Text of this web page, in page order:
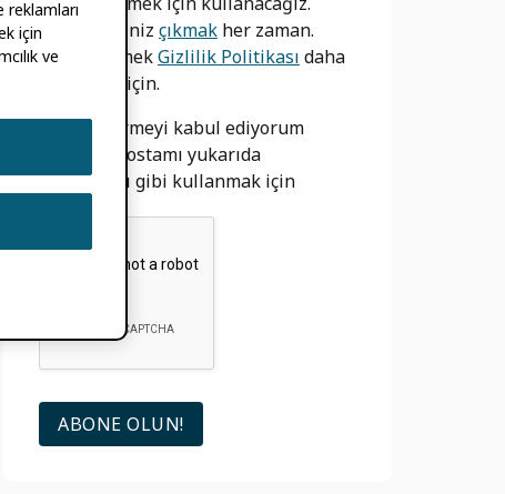
Yapabilirsiniz çıkmak her zaman.
bizim görmekGizlilik Politikası daha
fazla bilgi için.
izin vermeyi kabul ediyorum
ORCID e-postamı yukarıda
açıklandığı gibi kullanmak için
reklamları
için
ve